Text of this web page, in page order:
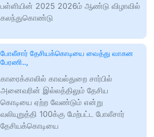
பள்ளியின் 2025 2026ம் ஆண்டு விழாவில்
கலந்துகொண்டு
போலீசார் தேசியக்கொடியை வைத்து வாகன
பேரணி..,
காரைக்காலில் காவல்துறை சார்பில்
அனைவரின் இல்லத்திலும் தேசிய
கொடியை ஏற்ற வேண்டும் என்று
வலியுறுத்தி 100க்கு மேற்பட்ட போலீசார்
தேசியக்கொடியை